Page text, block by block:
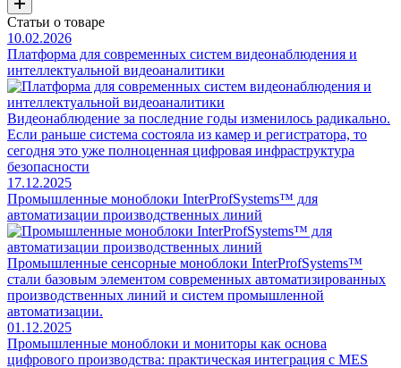
Статьи о товаре
10.02.2026
Платформа для современных систем видеонаблюдения и
интеллектуальной видеоаналитики
Видеонаблюдение за последние годы изменилось радикально.
Если раньше система состояла из камер и регистратора, то
сегодня это уже полноценная цифровая инфраструктура
безопасности
17.12.2025
Промышленные моноблоки InterProfSystems™ для
автоматизации производственных линий
Промышленные сенсорные моноблоки InterProfSystems™
стали базовым элементом современных автоматизированных
производственных линий и систем промышленной
автоматизации.
01.12.2025
Промышленные моноблоки и мониторы как основа
цифрового производства: практическая интеграция с MES